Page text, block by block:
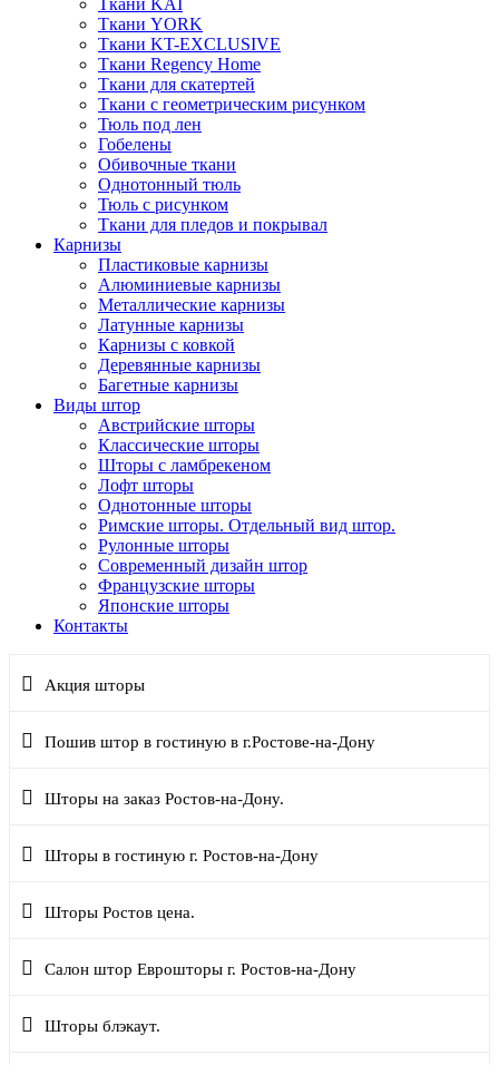
Ткани YORK
Ткани KT-EXCLUSIVE
Ткани Regency Home
Ткани для скатертей
Ткани с геометрическим рисунком
Тюль под лен
Гобелены
Обивочные ткани
Однотонный тюль
Тюль с рисунком
Ткани для пледов и покрывал
Карнизы
Пластиковые карнизы
Алюминиевые карнизы
Металлические карнизы
Латунные карнизы
Карнизы с ковкой
Деревянные карнизы
Багетные карнизы
Виды штор
Австрийские шторы
Классические шторы
Шторы с ламбрекеном
Лофт шторы
Однотонные шторы
Римские шторы. Отдельный вид штор.
Рулонные шторы
Современный дизайн штор
Французские шторы
Японские шторы
Контакты
Акция шторы
Пошив штор в гостиную в г.Ростове-на-Дону
Шторы на заказ Ростов-на-Дону.
Шторы в гостиную г. Ростов-на-Дону
Шторы Ростов цена.
Салон штор Еврошторы г. Ростов-на-Дону
Шторы блэкаут.